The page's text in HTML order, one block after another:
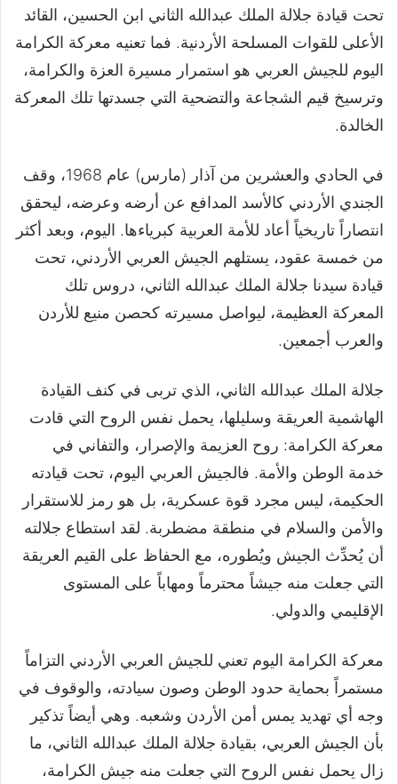
تحت قيادة جلالة الملك عبدالله الثاني ابن الحسين، القائد
الأعلى للقوات المسلحة الأردنية. فما تعنيه معركة الكرامة
اليوم للجيش العربي هو استمرار مسيرة العزة والكرامة،
وترسيخ قيم الشجاعة والتضحية التي جسدتها تلك المعركة
الخالدة.
في الحادي والعشرين من آذار (مارس) عام 1968، وقف
الجندي الأردني كالأسد المدافع عن أرضه وعرضه، ليحقق
انتصاراً تاريخياً أعاد للأمة العربية كبرياءها. اليوم، وبعد أكثر
من خمسة عقود، يستلهم الجيش العربي الأردني، تحت
قيادة سيدنا جلالة الملك عبدالله الثاني، دروس تلك
المعركة العظيمة، ليواصل مسيرته كحصن منيع للأردن
والعرب أجمعين.
جلالة الملك عبدالله الثاني، الذي تربى في كنف القيادة
الهاشمية العريقة وسليلها، يحمل نفس الروح التي قادت
معركة الكرامة: روح العزيمة والإصرار، والتفاني في
خدمة الوطن والأمة. فالجيش العربي اليوم، تحت قيادته
الحكيمة، ليس مجرد قوة عسكرية، بل هو رمز للاستقرار
والأمن والسلام في منطقة مضطربة. لقد استطاع جلالته
أن يُحدِّث الجيش ويُطوره، مع الحفاظ على القيم العريقة
التي جعلت منه جيشاً محترماً ومهاباً على المستوى
الإقليمي والدولي.
معركة الكرامة اليوم تعني للجيش العربي الأردني التزاماً
مستمراً بحماية حدود الوطن وصون سيادته، والوقوف في
وجه أي تهديد يمس أمن الأردن وشعبه. وهي أيضاً تذكير
بأن الجيش العربي، بقيادة جلالة الملك عبدالله الثاني، ما
زال يحمل نفس الروح التي جعلت منه جيش الكرامة،